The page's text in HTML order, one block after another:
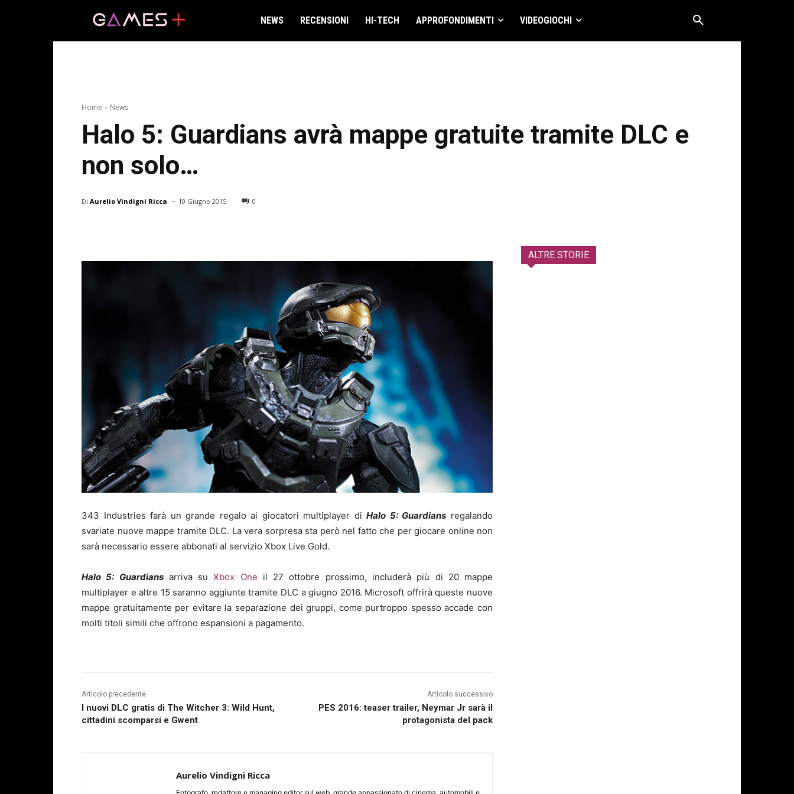
NEWS RECENSIONI HI-TECH APPROFONDIMENTI VIDEOGIOCHI
Home News
Halo 5: Guardians avrà mappe gratuite tramite DLC e
non solo…
Di Aurelio Vindigni Ricca - 10 Giugno 2015 0
343 Industries farà un grande regalo ai giocatori multiplayer diHalo 5: Guardians regalando
svariate nuove mappe tramite DLC. La vera sorpresa sta però nel fatto che per giocare online non
sarà necessario essere abbonati al servizio Xbox Live Gold.
Halo 5: Guardiansarriva suXbox One il 27 ottobre prossimo, includerà più di 20 mappe
multiplayer e altre 15 saranno aggiunte tramite DLC a giugno 2016. Microsoft offrirà queste nuove
mappe gratuitamente per evitare la separazione dei gruppi, come purtroppo spesso accade con
molti titoli simili che offrono espansioni a pagamento.
Articolo precedente
I nuovi DLC gratis di The Witcher 3: Wild Hunt,
cittadini scomparsi e Gwent
Articolo successivo
PES 2016: teaser trailer, Neymar Jr sarà il
protagonista del pack
Aurelio Vindigni Ricca
ALTRE STORIE